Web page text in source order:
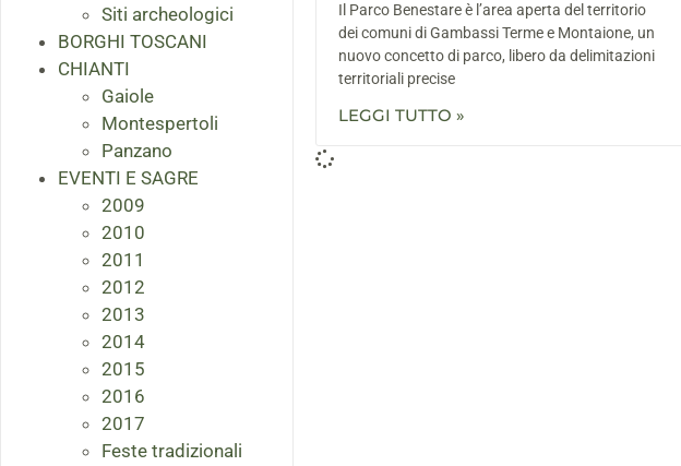
Siti archeologici
BORGHI TOSCANI
CHIANTI
Gaiole
Montespertoli
Panzano
EVENTI E SAGRE
2009
2010
2011
2012
2013
2014
2015
2016
2017
Feste tradizionali
Il Parco Benestare è l’area aperta del territorio
dei comuni di Gambassi Terme e Montaione, un
nuovo concetto di parco, libero da delimitazioni
territoriali precise
LEGGI TUTTO »